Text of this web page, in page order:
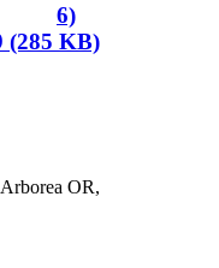
6)
(285 KB)
OR,